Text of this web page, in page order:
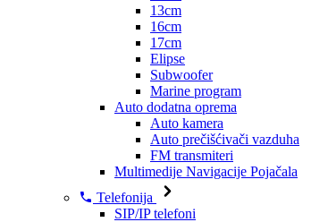
13cm
16cm
17cm
Elipse
Subwoofer
Marine program
Auto dodatna oprema
Auto kamera
Auto prečišćivači vazduha
FM transmiteri
Multimedije Navigacije Pojačala
Telefonija
SIP/IP telefoni